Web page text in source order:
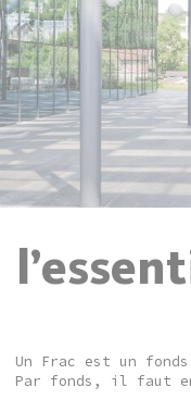
Un Frac est un
Par fonds, il faut